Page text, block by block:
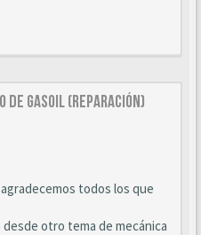
de gasoil (reparación)
todos los que
otro tema de mecánica